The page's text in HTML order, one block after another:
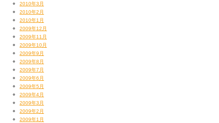
2010年3月
2010年2月
2010年1月
2009年12月
2009年11月
2009年10月
2009年9月
2009年8月
2009年7月
2009年6月
2009年5月
2009年4月
2009年3月
2009年2月
2009年1月